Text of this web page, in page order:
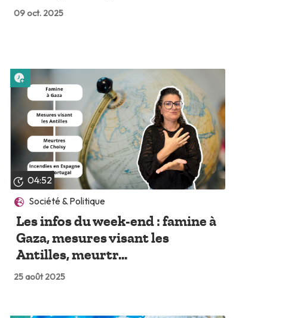
09 oct. 2025
04:52
Société & Politique
Les infos du week-end : famine à
Gaza, mesures visant les
Antilles, meurtr...
25 août 2025
Lire plus tard